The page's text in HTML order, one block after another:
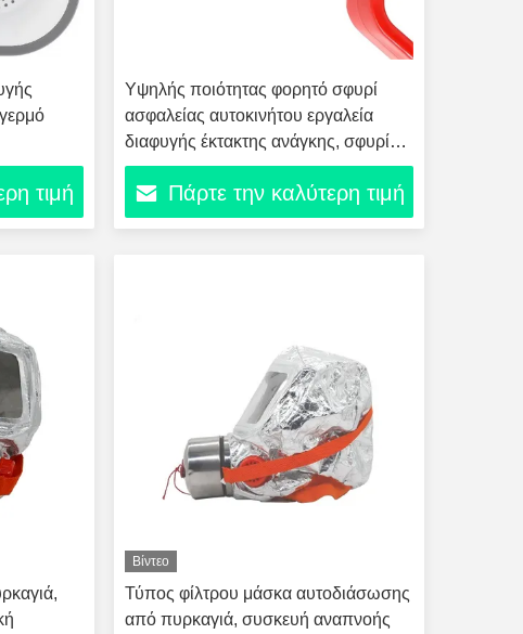
τιμή
Υψηλής ποιότητας φορητό σφυρί
ασφαλείας αυτοκινήτου εργαλεία
διαφυγής έκτακτης ανάγκης, σφυρί
διάσωσης, σπάσιμο παραθύρων
ασφαλείαςΠάρτε την καλύτερη τιμή
Βίντεο
Τύπος φίλτρου μάσκα αυτοδιάσωσης
από πυρκαγιά, συσκευή αναπνοής